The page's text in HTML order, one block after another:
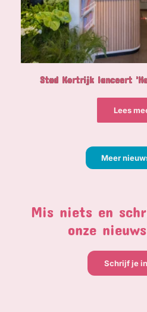
Stad Kortrijk lanceert
Lees
Meer
Mis niets en
onze
Schrijf je in